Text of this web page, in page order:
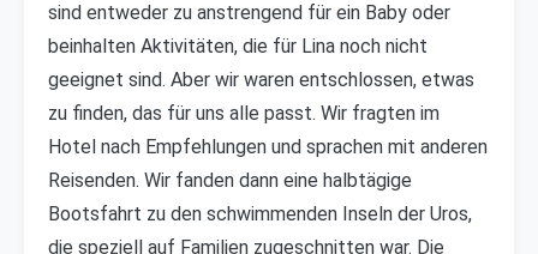
sind entweder zu anstrengend für ein Baby oder
beinhalten Aktivitäten, die für Lina noch nicht
geeignet sind. Aber wir waren entschlossen, etwas
zu finden, das für uns alle passt. Wir fragten im
Hotel nach Empfehlungen und sprachen mit anderen
Reisenden. Wir fanden dann eine halbtägige
Bootsfahrt zu den schwimmenden Inseln der Uros,
die speziell auf Familien zugeschnitten war. Die